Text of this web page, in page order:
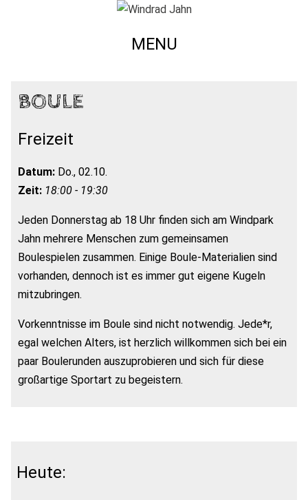
MENU
BOULE
Freizeit
Datum: Do., 02.10.
Zeit: 18:00 - 19:30
Jeden Donnerstag ab 18 Uhr finden sich am Windpark
Jahn mehrere Menschen zum gemeinsamen
Boulespielen zusammen. Einige Boule-Materialien sind
vorhanden, dennoch ist es immer gut eigene Kugeln
mitzubringen.
Vorkenntnisse im Boule sind nicht notwendig. Jede*r,
egal welchen Alters, ist herzlich willkommen sich bei ein
paar Boulerunden auszuprobieren und sich für diese
großartige Sportart zu begeistern.
Heute: